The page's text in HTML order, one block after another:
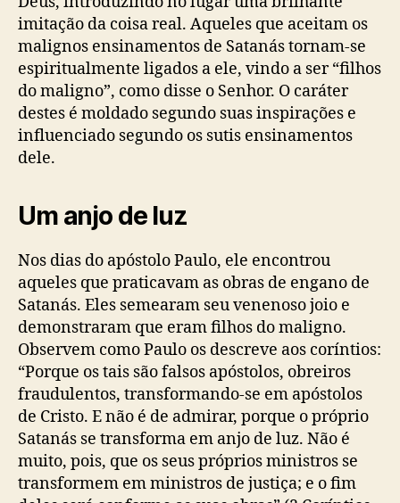
imitação da coisa real. Aqueles que aceitam os
malignos ensinamentos de Satanás tornam-se
espiritualmente ligados a ele, vindo a ser “filhos
do maligno”, como disse o Senhor. O caráter
destes é moldado segundo suas inspirações e
influenciado segundo os sutis ensinamentos
dele.
Um anjo de luz
Nos dias do apóstolo Paulo, ele encontrou
aqueles que praticavam as obras de engano de
Satanás. Eles semearam seu venenoso joio e
demonstraram que eram filhos do maligno.
Observem como Paulo os descreve aos coríntios:
“Porque os tais são falsos apóstolos, obreiros
fraudulentos, transformando-se em apóstolos
de Cristo. E não é de admirar, porque o próprio
Satanás se transforma em anjo de luz. Não é
muito, pois, que os seus próprios ministros se
transformem em ministros de justiça; e o fim